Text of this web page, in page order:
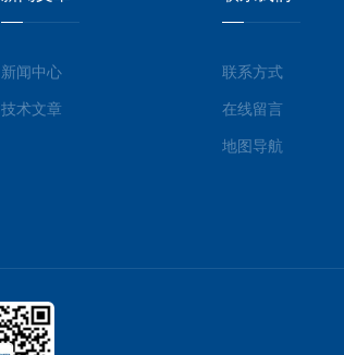
新闻中心
技术文章
联系方式
在线留言
地图导航